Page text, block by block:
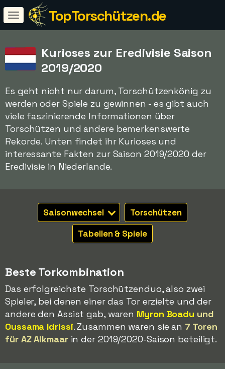
TopTorschützen.de
Kurioses zur Eredivisie Saison
2019/2020
Es geht nicht nur darum, Torschützenkönig zu
werden oder Spiele zu gewinnen - es gibt auch
viele faszinierende Informationen über
Torschützen und andere bemerkenswerte
Rekorde. Unten findet ihr Kurioses und
interessante Fakten zur Saison 2019/2020 der
Eredivisie in Niederlande.
Saisonwechsel
Torschützen
Tabellen & Spiele
Beste Torkombination
Das erfolgreichste Torschützenduo, also zwei
Spieler, bei denen einer das Tor erzielte und der
andere den Assist gab, waren Myron Boadu und
Oussama Idrissi. Zusammen waren sie an 7 Toren
für AZ Alkmaarin der 2019/2020-Saison beteiligt.